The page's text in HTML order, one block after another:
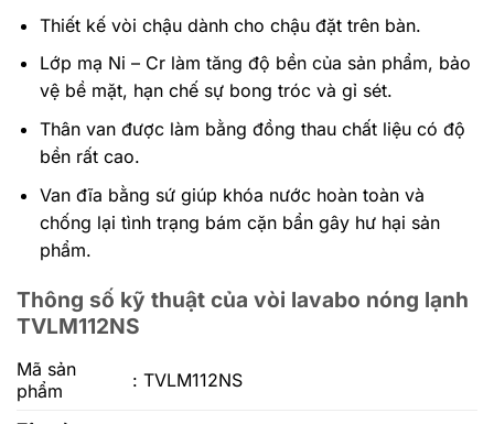
Thiết kế vòi chậu dành cho chậu đặt trên bàn.
Lớp mạ Ni – Cr làm tăng độ bền của sản phẩm, bảo
vệ bề mặt, hạn chế sự bong tróc và gỉ sét.
Thân van được làm bằng đồng thau chất liệu có độ
bền rất cao.
Van đĩa bằng sứ giúp khóa nước hoàn toàn và
chống lại tình trạng bám cặn bẩn gây hư hại sản
phẩm.
Thông số kỹ thuật của vòi lavabo nóng lạnh
TVLM112NS
Mã sản
phẩm
: TVLM112NS